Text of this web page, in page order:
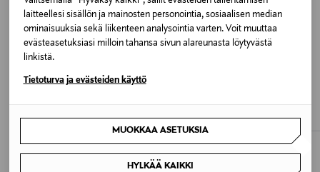
laitteellesi sisällön ja mainosten personointia, sosiaalisen median
ominaisuuksia sekä liikenteen analysointia varten. Voit muuttaa
evästeasetuksiasi milloin tahansa sivun alareunasta löytyvästä
linkistä.
Tietoturva ja evästeiden käyttö
MUOKKAA ASETUKSIA
HYLKÄÄ KAIKKI
Valmistajan tuotenumero
13251666
Valmistaja
Bestseller Wholesale Finland Oy
Valmistajan osoite
Lars Sonckin Kaari 6, 02600 Espoo, Finland
RUSKOVILLA
Original Price
125,00 €